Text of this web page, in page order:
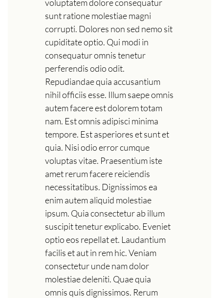
voluptatem dolore consequatur
sunt ratione molestiae magni
corrupti. Dolores non sed nemo sit
cupiditate optio. Qui modi in
consequatur omnis tenetur
perferendis odio odit.
Repudiandae quia accusantium
nihil officiis esse. Illum saepe omnis
autem facere est dolorem totam
nam. Est omnis adipisci minima
tempore. Est asperiores et sunt et
quia. Nisi odio error cumque
voluptas vitae. Praesentium iste
amet rerum facere reiciendis
necessitatibus. Dignissimos ea
enim autem aliquid molestiae
ipsum. Quia consectetur ab illum
suscipit tenetur explicabo. Eveniet
optio eos repellat et. Laudantium
facilis et aut in rem hic. Veniam
consectetur unde nam dolor
molestiae deleniti. Quae quia
omnis quis dignissimos. Rerum